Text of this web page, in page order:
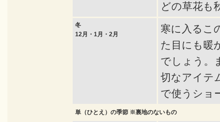
どの草花も
冬
12月・1月・2月
寒に入るこ
た目にも暖
でしょう。
切なアイテ
で使うショ
単（ひとえ）の季節 ※裏地のないもの